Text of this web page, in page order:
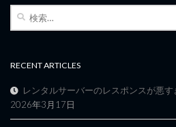
検
RECENT ARTICLES
レンタルサーバーのレスポンスが悪
2026年3月17日